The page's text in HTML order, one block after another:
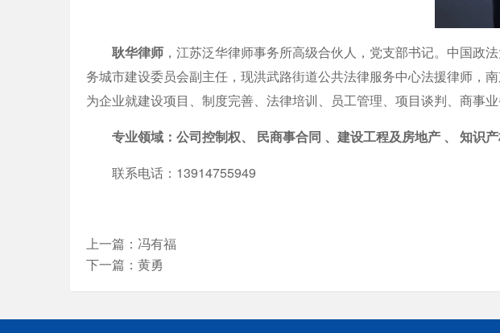
耿华律师 ，江苏泛华律师事务所高级合伙人，党支部书记。中国政
务城市建设委员会副主任，现洪武路街道公共法律服务中心法援律师，
为企业就建设项目、制度完善、法律培训、员工管理、项目谈判、商事
专业领域：公司控制权、 民商事合同 、建设工程及房地产 、 知识
联系电话：13914755949
上一篇： 冯有福
下一篇： 黄勇